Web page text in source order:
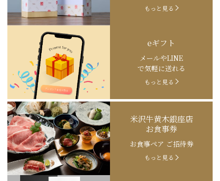
もっと見る
eギフト
メールやLINE
で気軽に送れる
もっと見る
米沢牛黄木銀座店
お食事券
お食事ペア ご招待券
もっと見る